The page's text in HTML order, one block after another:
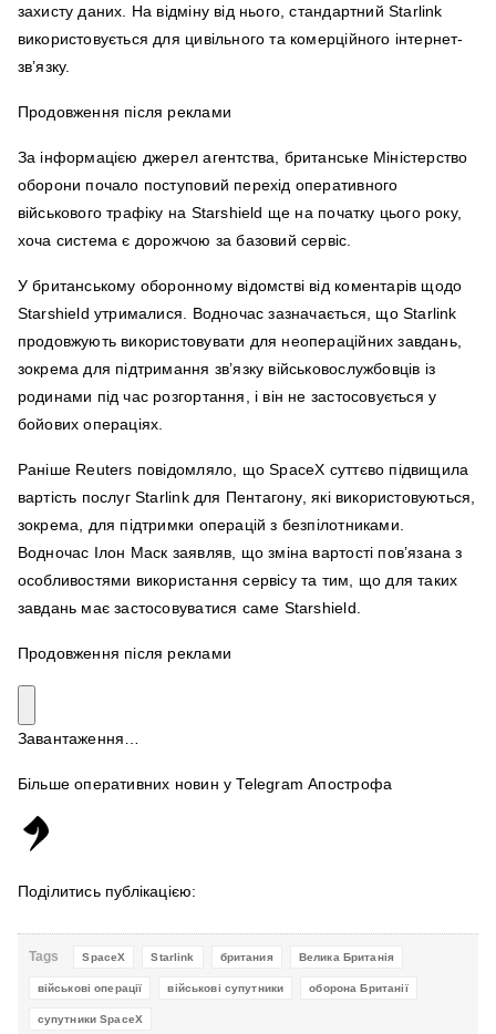
захисту даних. На відміну від нього, стандартний Starlink
використовується для цивільного та комерційного інтернет-
зв’язку.
Продовження після реклами
За інформацією джерел агентства, британське Міністерство
оборони почало поступовий перехід оперативного
військового трафіку на Starshield ще на початку цього року,
хоча система є дорожчою за базовий сервіс.
У британському оборонному відомстві від коментарів щодо
Starshield утрималися. Водночас зазначається, що Starlink
продовжують використовувати для неопераційних завдань,
зокрема для підтримання зв’язку військовослужбовців із
родинами під час розгортання, і він не застосовується у
бойових операціях.
Раніше Reuters повідомляло, що SpaceX суттєво підвищила
вартість послуг Starlink для Пентагону, які використовуються,
зокрема, для підтримки операцій з безпілотниками.
Водночас Ілон Маск заявляв, що зміна вартості пов’язана з
особливостями використання сервісу та тим, що для таких
завдань має застосовуватися саме Starshield.
Продовження після реклами
Завантаження…
Більше оперативних новин у Telegram Апострофа
Поділитись публікацією:
Tags SpaceX Starlink британия Велика Британія
військові операції військові супутники оборона Британії
супутники SpaceX